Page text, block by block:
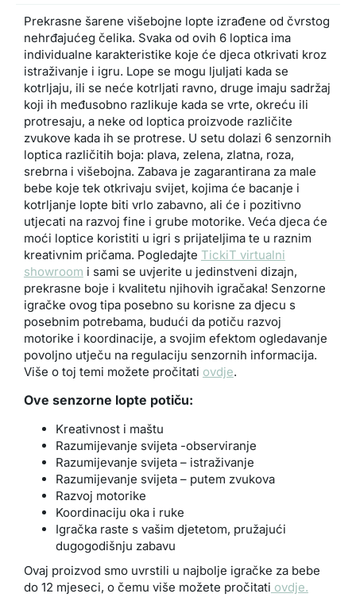
Prekrasne šarene višebojne lopte izrađene od čvrstog
nehrđajućeg čelika. Svaka od ovih 6 loptica ima
individualne karakteristike koje će djeca otkrivati kroz
istraživanje i igru. Lope se mogu ljuljati kada se
kotrljaju, ili se neće kotrljati ravno, druge imaju sadržaj
koji ih međusobno razlikuje kada se vrte, okreću ili
protresaju, a neke od loptica proizvode različite
zvukove kada ih se protrese. U setu dolazi 6 senzornih
loptica različitih boja: plava, zelena, zlatna, roza,
srebrna i višebojna. Zabava je zagarantirana za male
bebe koje tek otkrivaju svijet, kojima će bacanje i
kotrljanje lopte biti vrlo zabavno, ali će i pozitivno
utjecati na razvoj fine i grube motorike. Veća djeca će
moći loptice koristiti u igri s prijateljima te u raznim
kreativnim pričama. Pogledajte TickiT virtualni
showroom i sami se uvjerite u jedinstveni dizajn,
prekrasne boje i kvalitetu njihovih igračaka! Senzorne
igračke ovog tipa posebno su korisne za djecu s
posebnim potrebama, budući da potiču razvoj
motorike i koordinacije, a svojim efektom ogledavanje
povoljno utječu na regulaciju senzornih informacija.
Više o toj temi možete pročitati ovdje.
Ove senzorne lopte potiču:
Kreativnost i maštu
Razumijevanje svijeta -observiranje
Razumijevanje svijeta – istraživanje
Razumijevanje svijeta – putem zvukova
Razvoj motorike
Koordinaciju oka i ruke
Igračka raste s vašim djetetom, pružajući
dugogodišnju zabavu
Ovaj proizvod smo uvrstili u najbolje igračke za bebe
do 12 mjeseci, o čemu više možete pročitati ovdje.